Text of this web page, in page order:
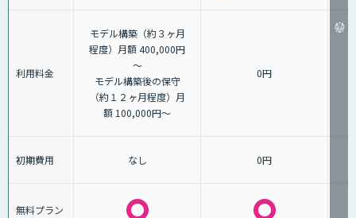
利用料金
モデル構築（約３ヶ月
程度）月額 400,000円
～
モデル構築後の保守
（約１２ヶ月程度）月
額 100,000円～
0円
初期費用 なし 0円
無料プラン